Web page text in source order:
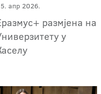
апр 2026.
размјена на
у